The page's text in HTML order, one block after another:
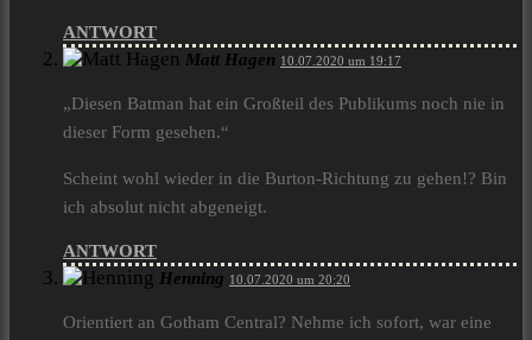
ANTWORT
Matt Hagen 10.07.2020 um 19:17
„Diesen Batman hat ein Großteil des Publikums noch nie in
dieser Form gesehen.“
Scheint wohl wieder in die Burton-Richtung zu gehen!? Bin
ich absolut nicht abgeneigt.
ANTWORT
Henning 10.07.2020 um 20:20
Orientiert an Gotham Central? Nehme ich sofort, war eine